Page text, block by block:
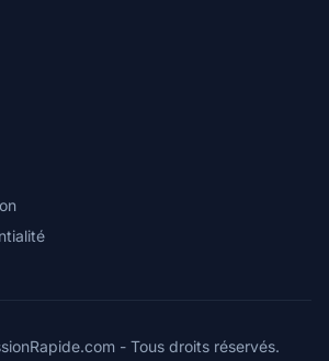
- Tous droits réservés.